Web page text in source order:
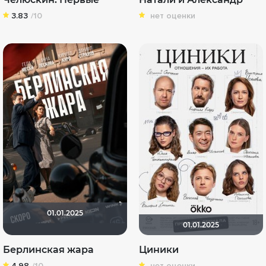
3.83 /10 нет оценки
01.01.2025
Берлинская жара
01.01.2025
Циники